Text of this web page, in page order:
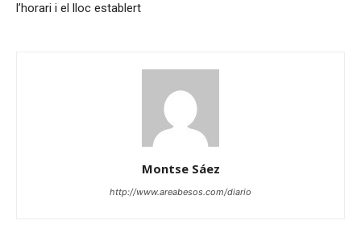
l’horari i el lloc establert
Montse Sáez
http://www.areabesos.com/diario